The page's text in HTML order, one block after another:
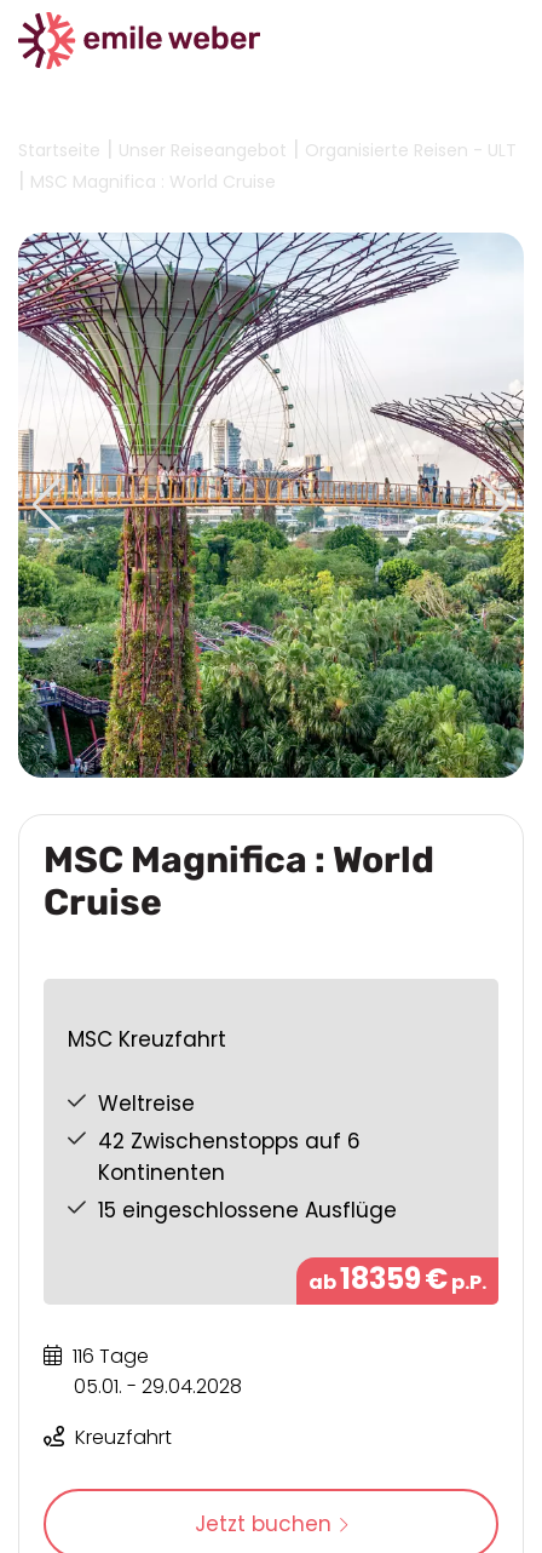
Startseite | Unser Reiseangebot | Organisierte Reisen - ULT
| MSC Magnifica : World Cruise
MSC Magnifica : World
Cruise
MSC Kreuzfahrt
Weltreise
42 Zwischenstopps auf 6
Kontinenten
15 eingeschlossene Ausflüge
ab18359€p.P.
116 Tage
05.01. - 29.04.2028
Kreuzfahrt
Jetzt buchen